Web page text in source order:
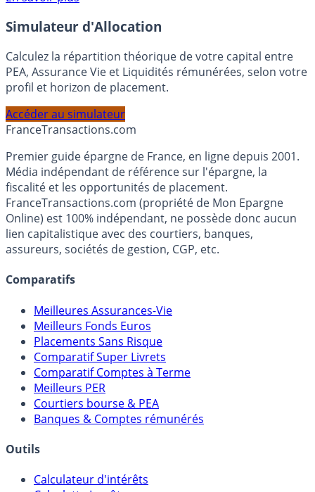
En savoir plus
Simulateur d'Allocation
Calculez la répartition théorique de votre capital entre
PEA, Assurance Vie et Liquidités rémunérées, selon votre
profil et horizon de placement.
Accéder au simulateur
FranceTransactions.com
Premier guide épargne de France, en ligne depuis 2001.
Média indépendant de référence sur l'épargne, la
fiscalité et les opportunités de placement.
FranceTransactions.com (propriété de Mon Epargne
Online) est 100% indépendant, ne possède donc aucun
lien capitalistique avec des courtiers, banques,
Meilleures Assurances-Vie
Meilleurs Fonds Euros
Placements Sans Risque
Comparatif Super Livrets
Comparatif Comptes à Terme
Meilleurs PER
Courtiers bourse & PEA